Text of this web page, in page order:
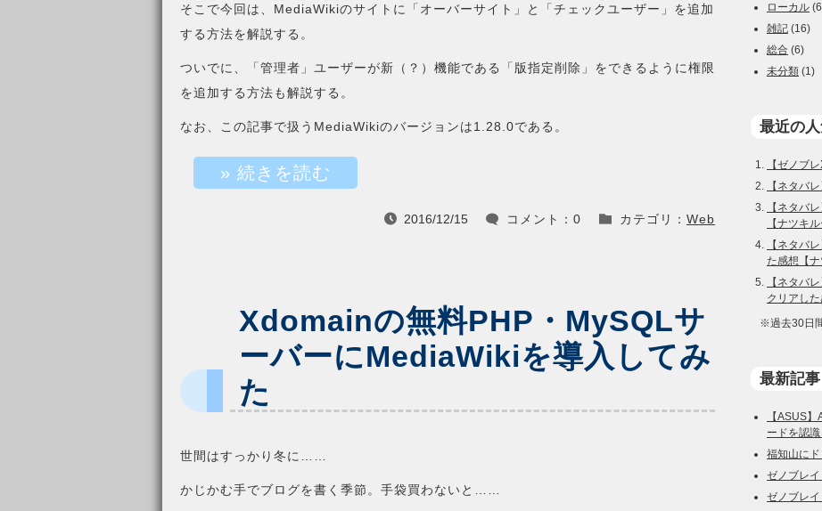
そこで今回は、MediaWikiのサイトに「オーバーサイト」と「チェックユーザー」を追加
する方法を解説する。
ついでに、「管理者」ユーザーが新（？）機能である「版指定削除」をできるように権限
を追加する方法も解説する。
なお、この記事で扱うMediaWikiのバージョンは1.28.0である。
» 続きを読む
 2016/12/15  コメント：0  カテゴリ： Web
Xdomainの無料PHP・MySQLサ
ーバーにMediaWikiを導入してみ
た
世間はすっかり冬に……
かじかむ手でブログを書く季節。手袋買わないと……
ローカル
雑記 (16)
総合 (6)
未分類 (1)
最近の
【ゼノブ
【ネタバ
【ネタバ
【ナツキ
【ネタバ
た感想【ナ
【ネタバ
クリアした
※過去30日
最新記事
【ASUS
ードを認
福知山に
ゼノブレ
ゼノブレ